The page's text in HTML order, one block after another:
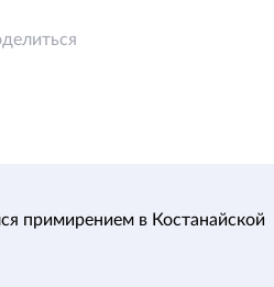
примирением в Костанайской